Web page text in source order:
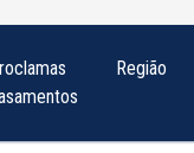
Região